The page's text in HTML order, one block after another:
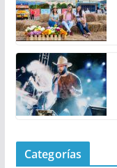
Categorías